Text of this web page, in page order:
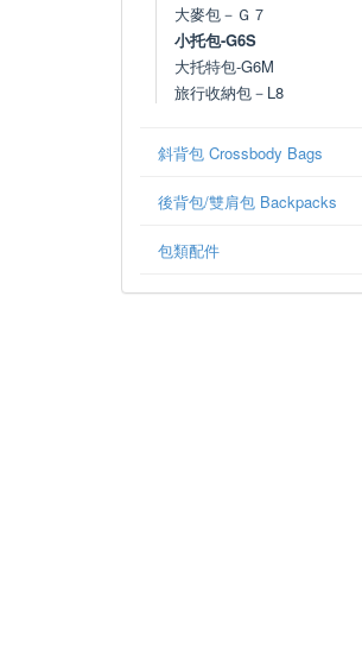
大麥包－Ｇ７
小托包-G6S
大托特包-G6M
旅行收納包－L8
斜背包 Crossbody Bags
後背包/雙肩包 Backpacks
包類配件